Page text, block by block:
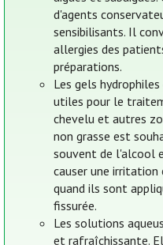
d'agents
sensibilisants. Il
allergies des
préparations.
Les gels
utiles pour le
chevelu et autres
non grasse est
souvent de l'alcool
causer une irritation
quand ils sont
fissurée.
Les solutions
et rafraîchissante.